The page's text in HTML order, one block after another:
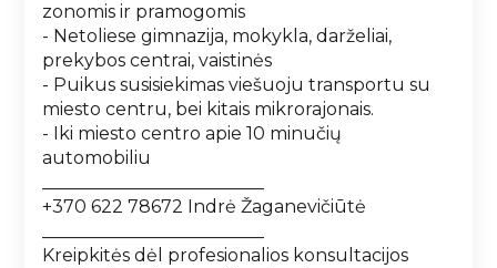
zonomis ir pramogomis
- Netoliese gimnazija, mokykla, darželiai,
prekybos centrai, vaistinės
- Puikus susisiekimas viešuoju transportu su
miesto centru, bei kitais mikrorajonais.
- Iki miesto centro apie 10 minučių
automobiliu
+370 622 78672 Indrė Žaganevičiūtė
Kreipkitės dėl profesionalios konsultacijos